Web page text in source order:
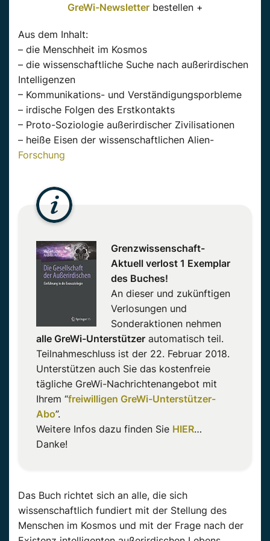
GreWi-Newsletterbestellen +
Aus dem Inhalt:
– die Menschheit im Kosmos
– die wissenschaftliche Suche nach außerirdischen
Intelligenzen
– Kommunikations- und Verständigungsporbleme
– irdische Folgen des Erstkontakts
– Proto-Soziologie außerirdischer Zivilisationen
– heiße Eisen der wissenschaftlichen Alien-
Forschung
Grenzwissenschaft-
Aktuell verlost 1 Exemplar
des Buches!
An dieser und zukünftigen
Verlosungen und
Sonderaktionen nehmen
alle GreWi-Unterstützer automatisch teil.
Teilnahmeschluss ist der 22. Februar 2018.
Unterstützen auch Sie das kostenfreie
tägliche GreWi-Nachrichtenangebot mit
Ihrem “freiwilligen GreWi-Unterstützer-
Abo”.
Weitere Infos dazu finden Sie HIER…
Danke!
Das Buch richtet sich an alle, die sich
wissenschaftlich fundiert mit der Stellung des
Menschen im Kosmos und mit der Frage nach der